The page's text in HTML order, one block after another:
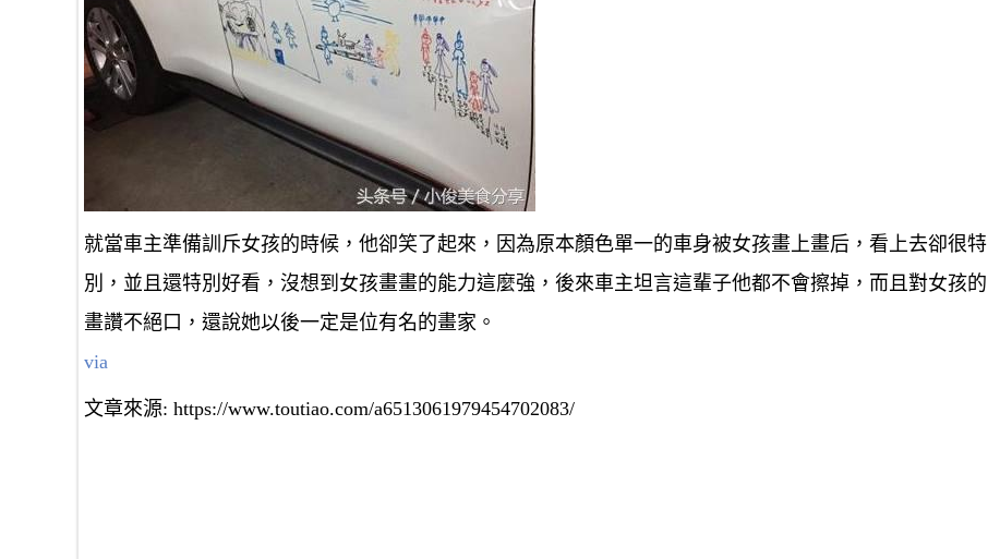
就當車主準備訓斥女孩的時候，他卻笑了起來，因為原本顏色單一的車身被女孩畫上畫后，看上去卻很特
別，並且還特別好看，沒想到女孩畫畫的能力這麼強，後來車主坦言這輩子他都不會擦掉，而且對女孩的
畫讚不絕口，還說她以後一定是位有名的畫家。
via
文章來源: https://www.toutiao.com/a6513061979454702083/